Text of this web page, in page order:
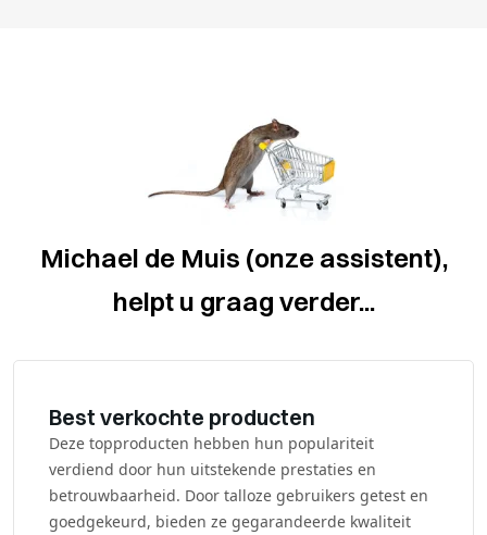
Michael de Muis (onze assistent),
helpt u graag verder...
Best verkochte producten
Deze topproducten hebben hun populariteit
verdiend door hun uitstekende prestaties en
betrouwbaarheid. Door talloze gebruikers getest en
goedgekeurd, bieden ze gegarandeerde kwaliteit